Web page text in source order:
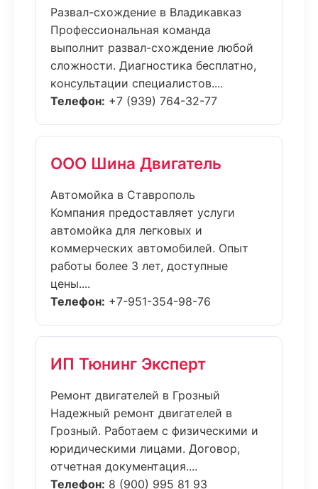
Развал-схождение в Владикавказ
Профессиональная команда
выполнит развал-схождение любой
сложности. Диагностика бесплатно,
консультации специалистов....
Телефон: +7 (939) 764-32-77
ООО Шина Двигатель
Автомойка в Ставрополь
Компания предоставляет услуги
автомойка для легковых и
коммерческих автомобилей. Опыт
работы более 3 лет, доступные
цены....
Телефон: +7-951-354-98-76
ИП Тюнинг Эксперт
Ремонт двигателей в Грозный
Надежный ремонт двигателей в
Грозный. Работаем с физическими и
юридическими лицами. Договор,
отчетная документация....
Телефон: 8 (900) 995 81 93